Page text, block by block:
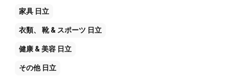
家具 日立
衣類、 靴 & スポーツ 日立
健康 & 美容 日立
その他日立